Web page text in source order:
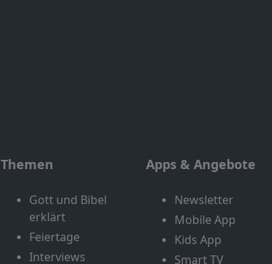
Themen
Gott und Bibel
erklärt
Feiertage
Interviews
Apps & Angebote
Newsletter
Mobile App
Kids App
Smart TV